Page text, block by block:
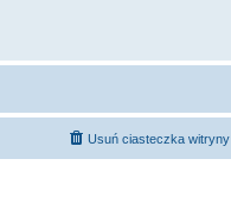
Usuń ciasteczka witryny